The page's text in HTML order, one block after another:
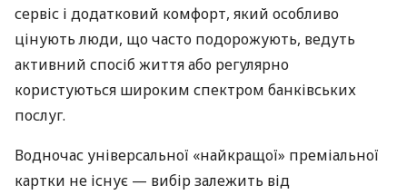
сервіс і додатковий комфорт, який особливо
цінують люди, що часто подорожують, ведуть
активний спосіб життя або регулярно
користуються широким спектром банківських
послуг.
Водночас універсальної «найкращої» преміальної
картки не існує — вибір залежить від